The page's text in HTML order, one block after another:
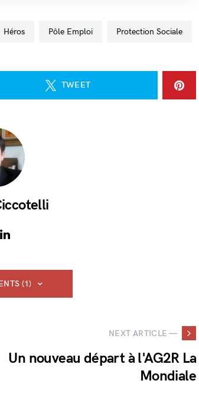
Héros Pôle Emploi Protection Sociale
TWEET
(1)
NEXT ARTICLE —
Un nouveau départ à l'AG2R La
Mondiale